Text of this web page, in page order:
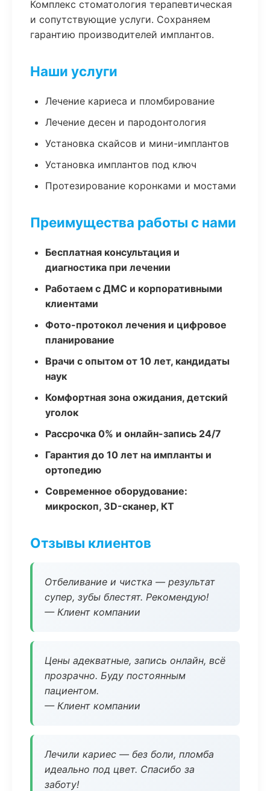
Комплекс стоматология терапевтическая
и сопутствующие услуги. Сохраняем
гарантию производителей имплантов.
Наши услуги
Лечение кариеса и пломбирование
Лечение десен и пародонтология
Установка скайсов и мини-имплантов
Установка имплантов под ключ
Протезирование коронками и мостами
Преимущества работы с нами
Бесплатная консультация и
диагностика при лечении
Работаем с ДМС и корпоративными
клиентами
Фото-протокол лечения и цифровое
планирование
Врачи с опытом от 10 лет, кандидаты
наук
Комфортная зона ожидания, детский
уголок
Рассрочка 0% и онлайн-запись 24/7
Гарантия до 10 лет на импланты и
ортопедию
Современное оборудование:
микроскоп, 3D-сканер, КТ
Отзывы клиентов
Отбеливание и чистка — результат
супер, зубы блестят. Рекомендую!
— Клиент компании
Цены адекватные, запись онлайн, всё
прозрачно. Буду постоянным
пациентом.
— Клиент компании
Лечили кариес — без боли, пломба
идеально под цвет. Спасибо за
заботу!